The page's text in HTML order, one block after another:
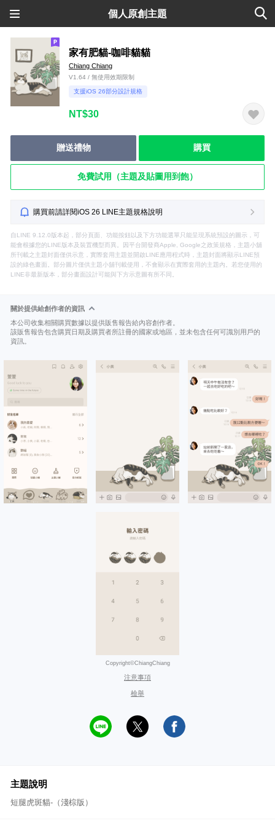
個人原創主題
家有肥貓-咖啡貓貓
Chiang Chiang
V1.64 / 無使用效期限制
支援iOS 26部分設計規格
NT$30
贈送禮物 購買
免費試用（主題及貼圖用到飽）
購買前請詳閱iOS 26 LINE主題規格說明
自LINE 9.12.0版本起，部分頁面、功能按鈕以及下方功能選單只能呈現系統預設的圖示，可
能會根據您的LINE版本及裝置機型而異。因平台開發商Apple, Google之政策規格，主題小舖
所刊載之主題封面僅供示意，實際套用主題並開啟LINE應用程式時，主題封面將顯示LINE預
設的綠色畫面。部分圖片僅供主題小舖刊載使用，不會顯示在實際套用的主題內。若您使用的
LINE非最新版本，部分畫面設計可能與下方示意圖有所不同。
關於提供給創作者的資訊
本公司收集相關購買數據以提供販售報告給內容創作者。
該販售報告包含購買日期及購買者所註冊的國家或地區，並未包含任何可識別用戶的
資訊。
Copyright©ChiangChiang
注意事項
檢舉
主題說明
短腿虎斑貓-（淺棕版）